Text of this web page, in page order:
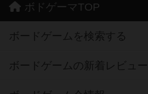
ボドゲーマTOP
ボードゲームを検索する
ボードゲームの新着レビュー